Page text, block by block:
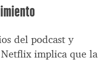
del podcast y
implica que la